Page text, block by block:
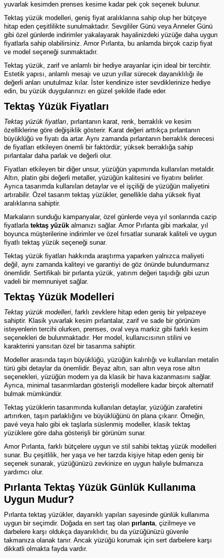
yuvarlak kesimden prenses kesime kadar pek çok seçenek bulunur.
Tektaş yüzük modelleri, geniş fiyat aralıklarına sahip olup her bütçeye
hitap eden çeşitlilikte sunulmaktadır. Sevgililer Günü veya Anneler Günü
gibi özel günlerde indirimler yakalayarak hayalinizdeki yüzüğe daha uygun
fiyatlarla sahip olabilirsiniz. Amor Pırlanta, bu anlamda birçok cazip fiyat
ve model seçeneği sunmaktadır.
Tektaş yüzük, zarif ve anlamlı bir hediye arayanlar için ideal bir tercihtir.
Estetik yapısı, anlamlı mesajı ve uzun yıllar sürecek dayanıklılığı ile
değerli anları unutulmaz kılar. İster kendinize ister sevdiklerinize hediye
edin, bu yüzük duygularınızı en güzel şekilde ifade eder.
Tektaş Yüzük Fiyatları
Tektaş yüzük fiyatları, pırlantanın karat, renk, berraklık ve kesim
özelliklerine göre değişiklik gösterir. Karat değeri arttıkça pırlantanın
büyüklüğü ve fiyatı da artar. Aynı zamanda pırlantanın berraklık derecesi
de fiyatları etkileyen önemli bir faktördür; yüksek berraklığa sahip
pırlantalar daha parlak ve değerli olur.
Fiyatları etkileyen bir diğer unsur, yüzüğün yapımında kullanılan metaldir.
Altın, platin gibi değerli metaller, yüzüğün kalitesini ve fiyatını belirler.
Ayrıca tasarımda kullanılan detaylar ve el işçiliği de yüzüğün maliyetini
artırabilir. Özel tasarım tektaş yüzükler, genellikle daha yüksek fiyat
aralıklarına sahiptir.
Markaların sunduğu kampanyalar, özel günlerde veya yıl sonlarında cazip
fiyatlarla tektaş yüzük almanızı sağlar. Amor Pırlantagibi markalar, yıl
boyunca müşterilerine indirimler ve özel fırsatlar sunarak kaliteli ve uygun
fiyatlı tektaş yüzük seçeneği sunar.
Tektaş yüzük fiyatları hakkında araştırma yaparken yalnızca maliyeti
değil, aynı zamanda kaliteyi ve garantiyi de göz önünde bulundurmanız
önemlidir. Sertifikalı bir pırlanta yüzük, yatırım değeri taşıdığı gibi uzun
vadeli bir memnuniyet sağlar.
Tektaş Yüzük Modelleri
Tektaş yüzük modelleri, farklı zevklere hitap eden geniş bir yelpazeye
sahiptir. Klasik yuvarlak kesim pırlantalar, zarif ve sade bir görünüm
isteyenlerin tercihi olurken, prenses, oval veya markiz gibi farklı kesim
seçenekleri de bulunmaktadır. Her model, kullanıcısının stilini ve
karakterini yansıtan özel bir tasarıma sahiptir.
Modeller arasında taşın büyüklüğü, yüzüğün kalınlığı ve kullanılan metalin
türü gibi detaylar da önemlidir. Beyaz altın, sarı altın veya rose altın
seçenekleri, yüzüğün modern ya da klasik bir hava kazanmasını sağlar.
Ayrıca, minimal tasarımlardan gösterişli modellere kadar birçok alternatif
bulmak mümkündür.
Tektaş yüzüklerin tasarımında kullanılan detaylar, yüzüğün zarafetini
artırırken, taşın parlaklığını ve büyüklüğünü ön plana çıkarır. Örneğin,
pavé veya halo gibi ek taşlarla süslenmiş modeller, klasik tektaş
yüzüklere göre daha gösterişli bir görünüm sunar.
Amor Pırlanta, farklı bütçelere uygun ve stil sahibi tektaş yüzük modelleri
sunar. Bu çeşitlilik, her yaşa ve her tarzda kişiye hitap eden geniş bir
seçenek sunarak, yüzüğünüzü zevkinize en uygun haliyle bulmanıza
yardımcı olur.
Pırlanta Tektaş Yüzük Günlük Kullanıma
Uygun Mudur?
Pırlanta tektaş yüzükler, dayanıklı yapıları sayesinde günlük kullanıma
uygun bir seçimdir. Doğada en sert taş olan pırlanta, çizilmeye ve
darbelere karşı oldukça dayanıklıdır, bu da yüzüğünüzü güvenle
takmanıza olanak tanır. Ancak yüzüğü korumak için sert darbelere karşı
dikkatli olmakta fayda vardır.